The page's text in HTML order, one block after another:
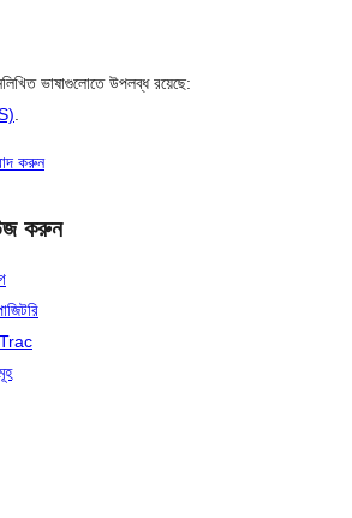
ভাষাগুলোতে উপলব্ধ রয়েছে:
.
করুন
করুন